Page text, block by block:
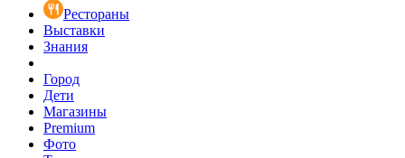
Рестораны
Выставки
Знания
Город
Дети
Магазины
Premium
Фото